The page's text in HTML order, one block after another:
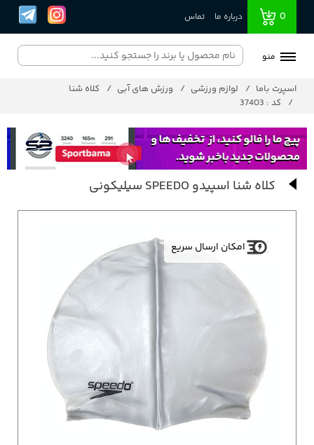
0 درباره ما تماس
منو
اسپرت باما لوازم ورزشی ورزش های آبی
کلاه شنا
کد : 37403
کلاه شنا اسپیدو SPEEDO سیلیکونی
امکان ارسال سریع